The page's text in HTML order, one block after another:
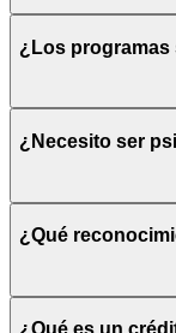
¿Los programas
¿Necesito ser
¿Qué